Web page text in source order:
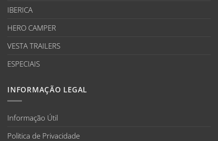
IBERICA
HERO CAMPER
VESTA TRAILERS
ESPECIAIS
INFORMAÇÃO LEGAL
Informação Útil
Politica de Privacidade